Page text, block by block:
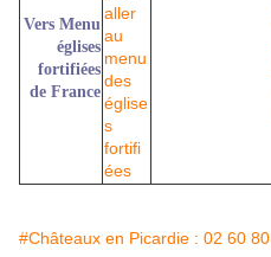
Vers Menu
églises
fortifiées
de France
#Châteaux en Picardie : 02 60 80